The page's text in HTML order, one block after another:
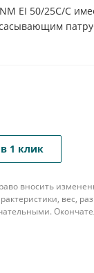
EI 50/25C/C
1 клик
вносить
вес,